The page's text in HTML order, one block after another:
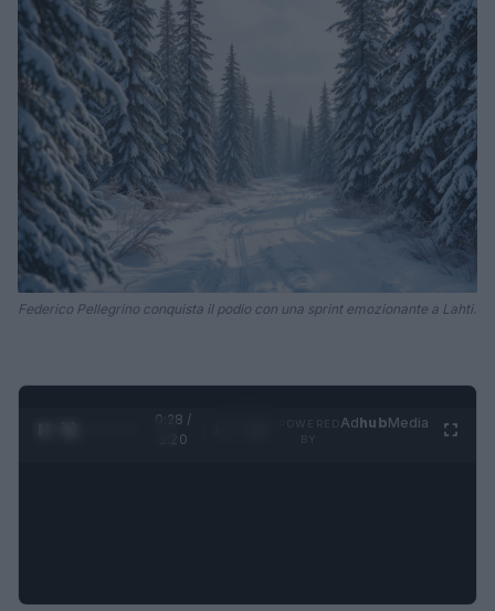
Federico Pellegrino conquista il podio con una sprint emozionante a Lahti.
0:28 /
1:20
AdhubMedia